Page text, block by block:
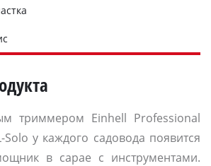
триммером Einhell Professional
Solo у каждого садовода появится
в сарае с инструментами.